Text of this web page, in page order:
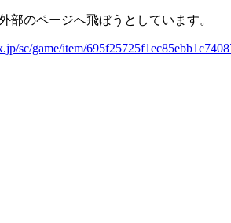
部のページへ飛ぼうとしています。
sc/game/item/